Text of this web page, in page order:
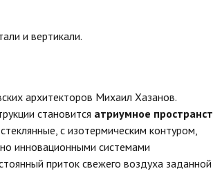
и вертикали.
архитекторов Михаил Хазанов.
становится атриумное
с изотермическим контуром,
инновационными системами
приток свежего воздуха заданной